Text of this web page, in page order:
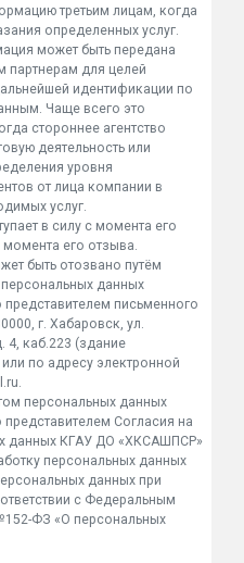
третьим лицам, когда
определенных услуг.
может быть передана
для целей
идентификации по
Чаще всего это
стороннее агентство
деятельность или
уровня
от лица компании в
услуг.
в силу с момента его
момента его отзыва.
быть отозвано путём
данных
представителем письменного
г. Хабаровск, ул.
4, каб.223 (здание
по адресу электронной
персональных данных
Согласия на
данных КГАУ ДО «ХКСАШПСР»
персональных данных
данных при
с Федеральным
ФЗ «О персональных